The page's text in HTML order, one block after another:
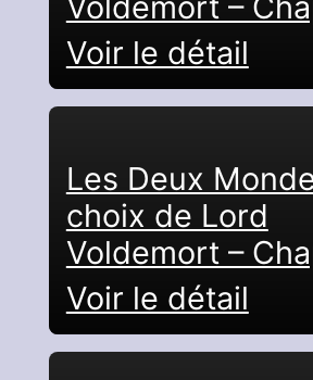
Voir le détail
Les Deux
choix de Lord
Voldemort –
Voir le détail